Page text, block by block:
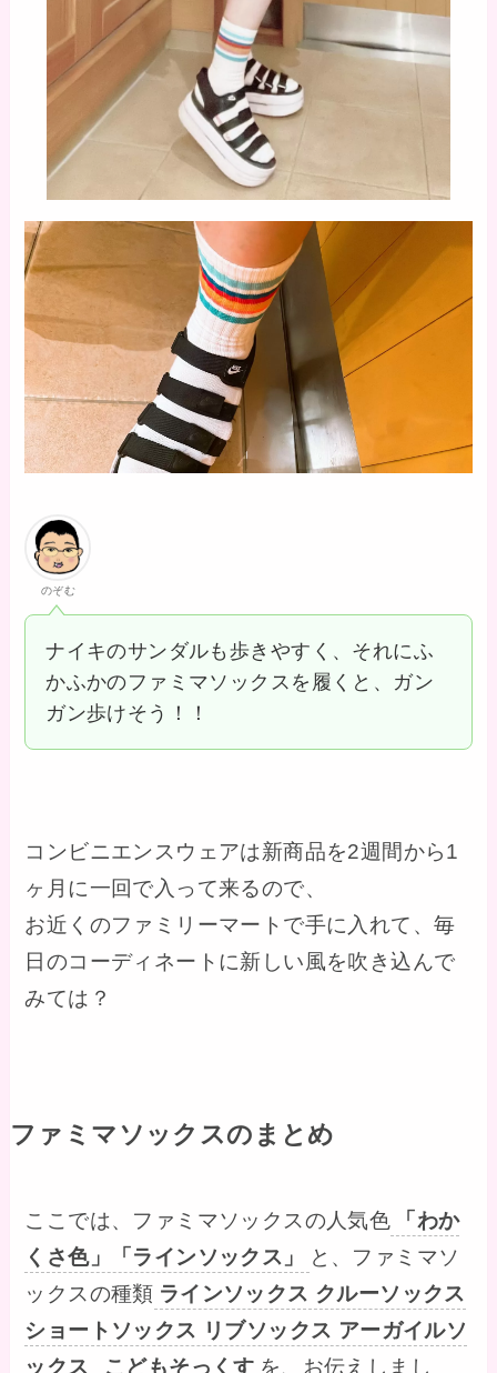
のぞむ
ナイキのサンダルも歩きやすく、それにふ
かふかのファミマソックスを履くと、ガン
ガン歩けそう！！
コンビニエンスウェアは新商品を2週間から1
ヶ月に一回で入って来るので、
お近くのファミリーマートで手に入れて、毎
日のコーディネートに新しい風を吹き込んで
みては？
ファミマソックスのまとめ
ここでは、ファミマソックスの人気色
「わか
くさ色」「ラインソックス」
と、ファミマソ
ックスの種類 ラインソックス クルーソックス
ショートソックス リブソックス アーガイルソ
ックス
こどもそっくす を、お伝えしまし